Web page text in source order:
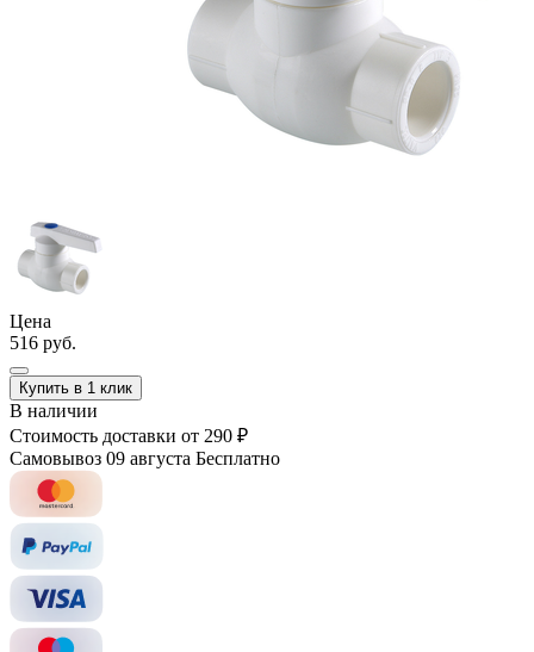
Цена
516 руб.
Купить в 1 клик
В наличии
Стоимость доставки от 290 ₽
Самовывоз 09 августа Бесплатно